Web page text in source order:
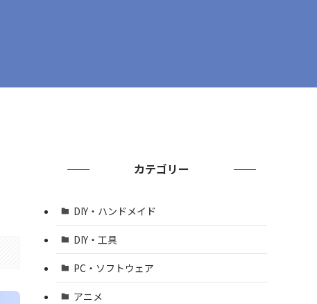
カテゴリー
DIY・ハンドメイド
DIY・工具
PC・ソフトウェア
アニメ